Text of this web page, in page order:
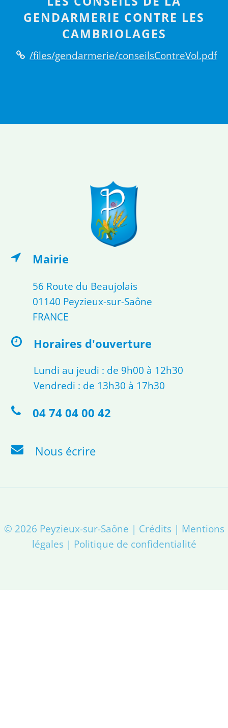
GENDARMERIE CONTRE LES
CAMBRIOLAGES
/files/gendarmerie/conseilsContreVol.pdf
Mairie
56 Route du Beaujolais
01140 Peyzieux-sur-Saône
FRANCE
Horaires d'ouverture
Lundi au jeudi : de 9h00 à 12h30
Vendredi : de 13h30 à 17h30
04 74 04 00 42
Nous écrire
© 2026 Peyzieux-sur-Saône | Crédits | Mentions
légales | Politique de confidentialité